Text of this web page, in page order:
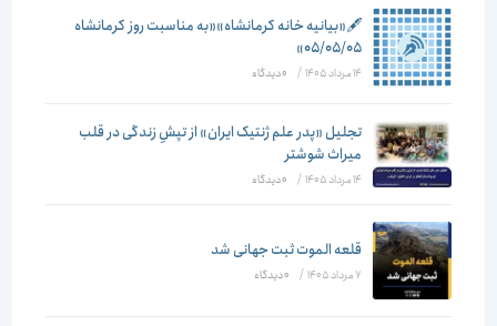
🖋️«بیانیه خانه کرمانشاه»«به مناسبت روز کرمانشاه
۰۵/۰۵/۰۵»
14 مرداد 1405 / ۰ دیدگاه
تجلیل «پدر علم ژنتیک ایران» از تپشِ زندگی در قلب
میراث شوشتر
14 مرداد 1405 / ۰ دیدگاه
قلعه الموت ثبت جهانی شد
7 مرداد 1405 / ۰ دیدگاه